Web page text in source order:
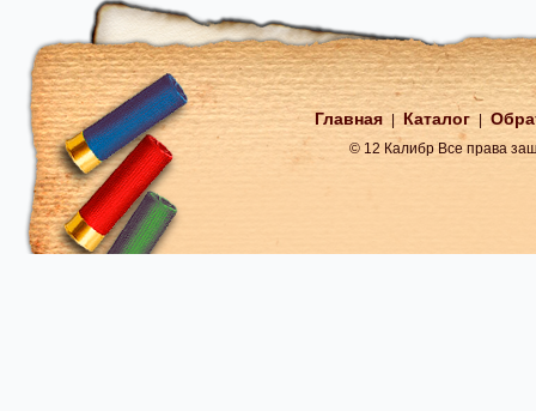
Главная Каталог
© 12 Калибр Все права